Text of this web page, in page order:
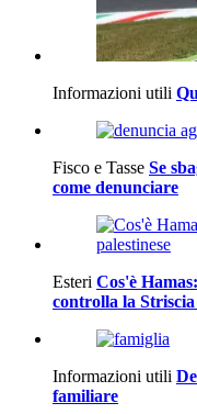
Informazioni utili
Fisco e Tasse Se
come denunciare
Esteri Cos'è
controlla la Striscia
Informazioni utili
familiare